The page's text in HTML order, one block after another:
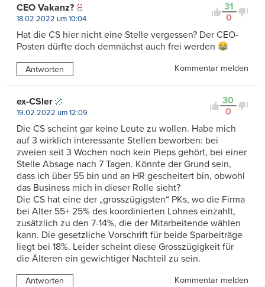
31
0
CEO Vakanz?
18.02.2022 um 10:04
Hat die CS hier nicht eine Stelle vergessen? Der CEO-
Posten dürfte doch demnächst auch frei werden
Antworten Kommentar melden
30
0
ex-CSler
19.02.2022 um 12:09
Die CS scheint gar keine Leute zu wollen. Habe mich
auf 3 wirklich interessante Stellen beworben: bei
zweien seit 3 Wochen noch kein Pieps gehört, bei einer
Stelle Absage nach 7 Tagen. Könnte der Grund sein,
dass ich über 55 bin und an HR gescheitert bin, obwohl
das Business mich in dieser Rolle sieht?
Die CS hat eine der „grosszügigsten“ PKs, wo die Firma
bei Alter 55+ 25% des koordinierten Lohnes einzahlt,
zusätzlich zu den 7-14%, die der Mitarbeitende wählen
kann. Die gesetzliche Vorschrift für beide Sparbeiträge
liegt bei 18%. Leider scheint diese Grosszügigkeit für
die Älteren ein gewichtiger Nachteil zu sein.
Antworten
Kommentar melden